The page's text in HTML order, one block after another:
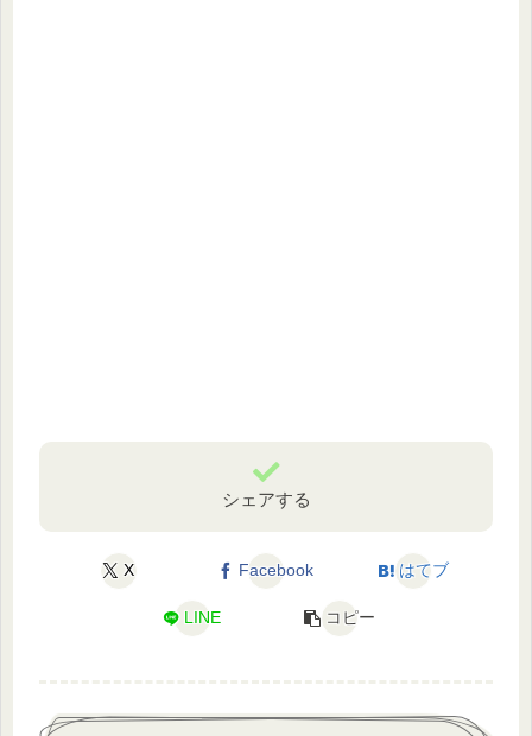
シェアする
X Facebook はてブ
LINE コピー